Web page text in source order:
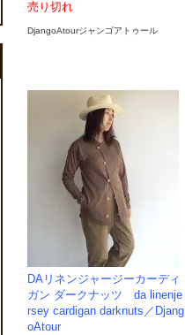
売り切れ
DjangoAtourジャンゴアトゥール
DAリネンジャージーカーディ
ガン ダークナッツ da linenje
rsey cardigan darknuts／Djang
oAtour